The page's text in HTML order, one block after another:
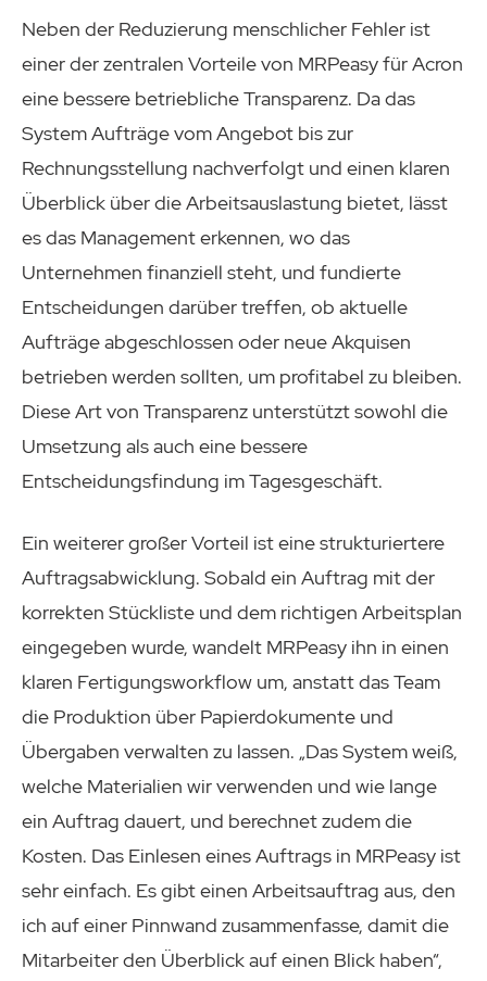
Neben der Reduzierung menschlicher Fehler ist
einer der zentralen Vorteile von MRPeasy für Acron
eine bessere betriebliche Transparenz. Da das
System Aufträge vom Angebot bis zur
Rechnungsstellung nachverfolgt und einen klaren
Überblick über die Arbeitsauslastung bietet, lässt
es das Management erkennen, wo das
Unternehmen finanziell steht, und fundierte
Entscheidungen darüber treffen, ob aktuelle
Aufträge abgeschlossen oder neue Akquisen
betrieben werden sollten, um profitabel zu bleiben.
Diese Art von Transparenz unterstützt sowohl die
Umsetzung als auch eine bessere
Entscheidungsfindung im Tagesgeschäft.
Ein weiterer großer Vorteil ist eine strukturiertere
Auftragsabwicklung. Sobald ein Auftrag mit der
korrekten Stückliste und dem richtigen Arbeitsplan
eingegeben wurde, wandelt MRPeasy ihn in einen
klaren Fertigungsworkflow um, anstatt das Team
die Produktion über Papierdokumente und
Übergaben verwalten zu lassen. „Das System weiß,
welche Materialien wir verwenden und wie lange
ein Auftrag dauert, und berechnet zudem die
Kosten. Das Einlesen eines Auftrags in MRPeasy ist
sehr einfach. Es gibt einen Arbeitsauftrag aus, den
ich auf einer Pinnwand zusammenfasse, damit die
Mitarbeiter den Überblick auf einen Blick haben“,